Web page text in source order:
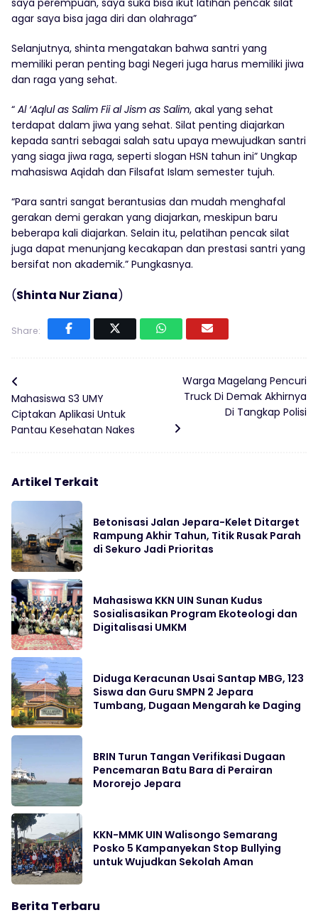
agar saya bisa jaga diri dan olahraga”
Selanjutnya, shinta mengatakan bahwa santri yang
memiliki peran penting bagi Negeri juga harus memiliki jiwa
dan raga yang sehat.
“ Al ‘Aqlul as Salim Fii al Jism as Salim, akal yang sehat
terdapat dalam jiwa yang sehat. Silat penting diajarkan
kepada santri sebagai salah satu upaya mewujudkan santri
yang siaga jiwa raga, seperti slogan HSN tahun ini” Ungkap
mahasiswa Aqidah dan Filsafat Islam semester tujuh.
“Para santri sangat berantusias dan mudah menghafal
gerakan demi gerakan yang diajarkan, meskipun baru
beberapa kali diajarkan. Selain itu, pelatihan pencak silat
juga dapat menunjang kecakapan dan prestasi santri yang
bersifat non akademik.” Pungkasnya.
(Shinta Nur Ziana)
Share:
Mahasiswa S3 UMY
Ciptakan Aplikasi Untuk
Pantau Kesehatan Nakes
Warga Magelang Pencuri
Truck Di Demak Akhirnya
Di Tangkap Polisi
Artikel Terkait
Betonisasi Jalan Jepara-Kelet Ditarget
Rampung Akhir Tahun, Titik Rusak Parah
di Sekuro Jadi Prioritas
Mahasiswa KKN UIN Sunan Kudus
Sosialisasikan Program Ekoteologi dan
Digitalisasi UMKM
Diduga Keracunan Usai Santap MBG, 123
Siswa dan Guru SMPN 2 Jepara
Tumbang, Dugaan Mengarah ke Daging
BRIN Turun Tangan Verifikasi Dugaan
Pencemaran Batu Bara di Perairan
Mororejo Jepara
KKN-MMK UIN Walisongo Semarang
Posko 5 Kampanyekan Stop Bullying
untuk Wujudkan Sekolah Aman
Berita Terbaru